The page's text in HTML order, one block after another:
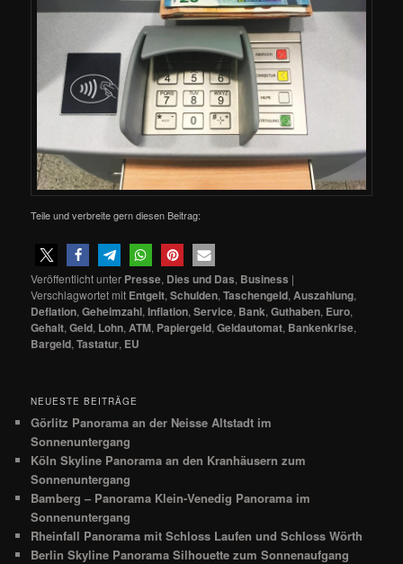
Teile und verbreite gern diesen Beitrag:
Veröffentlicht unter Presse, Dies und Das, Business |
Verschlagwortet mit Entgelt,Schulden,Taschengeld, Auszahlung,
Deflation,Geheimzahl,Inflation,Service, Bank,Guthaben, Euro,
Gehalt,Geld, Lohn, ATM, Papiergeld,Geldautomat, Bankenkrise,
Bargeld,Tastatur, EU
NEUESTE BEITRÄGE
Görlitz Panorama an der Neisse Altstadt im
Sonnenuntergang
Köln Skyline Panorama an den Kranhäusern zum
Sonnenuntergang
Bamberg – Panorama Klein-Venedig Panorama im
Sonnenuntergang
Rheinfall Panorama mit Schloss Laufen und Schloss Wörth
Berlin Skyline Panorama Silhouette zum Sonnenaufgang